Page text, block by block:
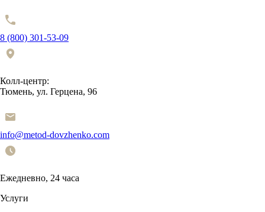
8 (800) 301-53-09
Колл-центр:
Тюмень, ул. Герцена, 96
info@metod-dovzhenko.com
Ежедневно, 24 часа
Услуги